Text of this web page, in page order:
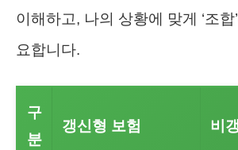
이해하고, 나의 상황에 맞게 ‘조합
요합니다.
구
분
갱신형 보험 비